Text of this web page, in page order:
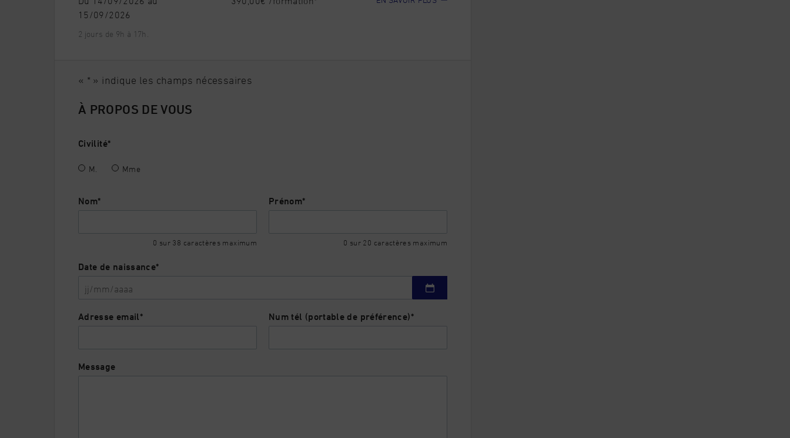
gemmes en entreprise ».
Le candidat devra s’inscrire à la session de formation souhaitée.
15/09/2026
2 jours de 9h à 17h.
« * » indique les champs nécessaires
À PROPOS DE VOUS
Civilité*
M. Mme
Nom*
0 sur 38 caractères maximum
Prénom*
0 sur 20 caractères maximum
Date de naissance*
slash
AAAA
Adresse email* Num tél (portable de préférence)*
Message